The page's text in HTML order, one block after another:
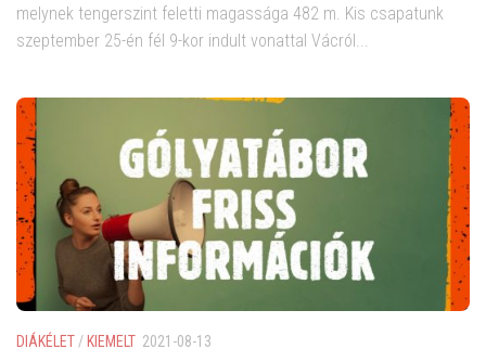
melynek tengerszint feletti magassága 482 m. Kis csapatunk
szeptember 25-én fél 9-kor indult vonattal Vácról...
DIÁKÉLET / KIEMELT 2021-08-13